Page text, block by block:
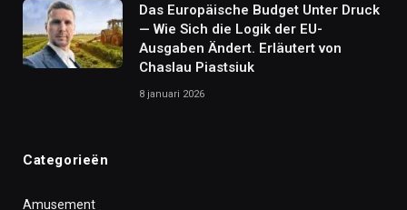
Das Europäische Budget Unter Druck
— Wie Sich die Logik der EU-
Ausgaben Ändert. Erläutert von
Chaslau Piastsiuk
8 januari 2026
Categorieën
Amusement